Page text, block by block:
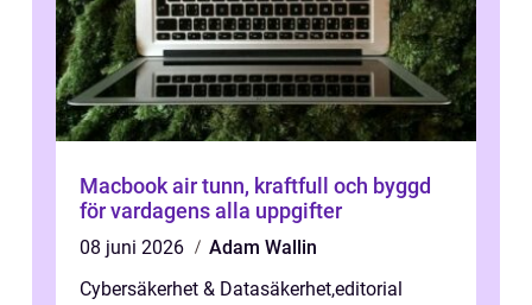
Macbook air tunn, kraftfull och byggd
för vardagens alla uppgifter
08 juni 2026
Adam Wallin
Cybersäkerhet & Datasäkerhet,editorial